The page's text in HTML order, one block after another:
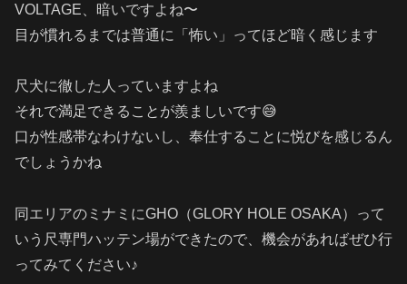
VOLTAGE、暗いですよね〜
目が慣れるまでは普通に「怖い」ってほど暗く感じます
尺犬に徹した人っていますよね
それで満足できることが羨ましいです😅
口が性感帯なわけないし、奉仕することに悦びを感じるん
でしょうかね
同エリアのミナミにGHO（GLORY HOLE OSAKA）って
いう尺専門ハッテン場ができたので、機会があればぜひ行
ってみてください♪